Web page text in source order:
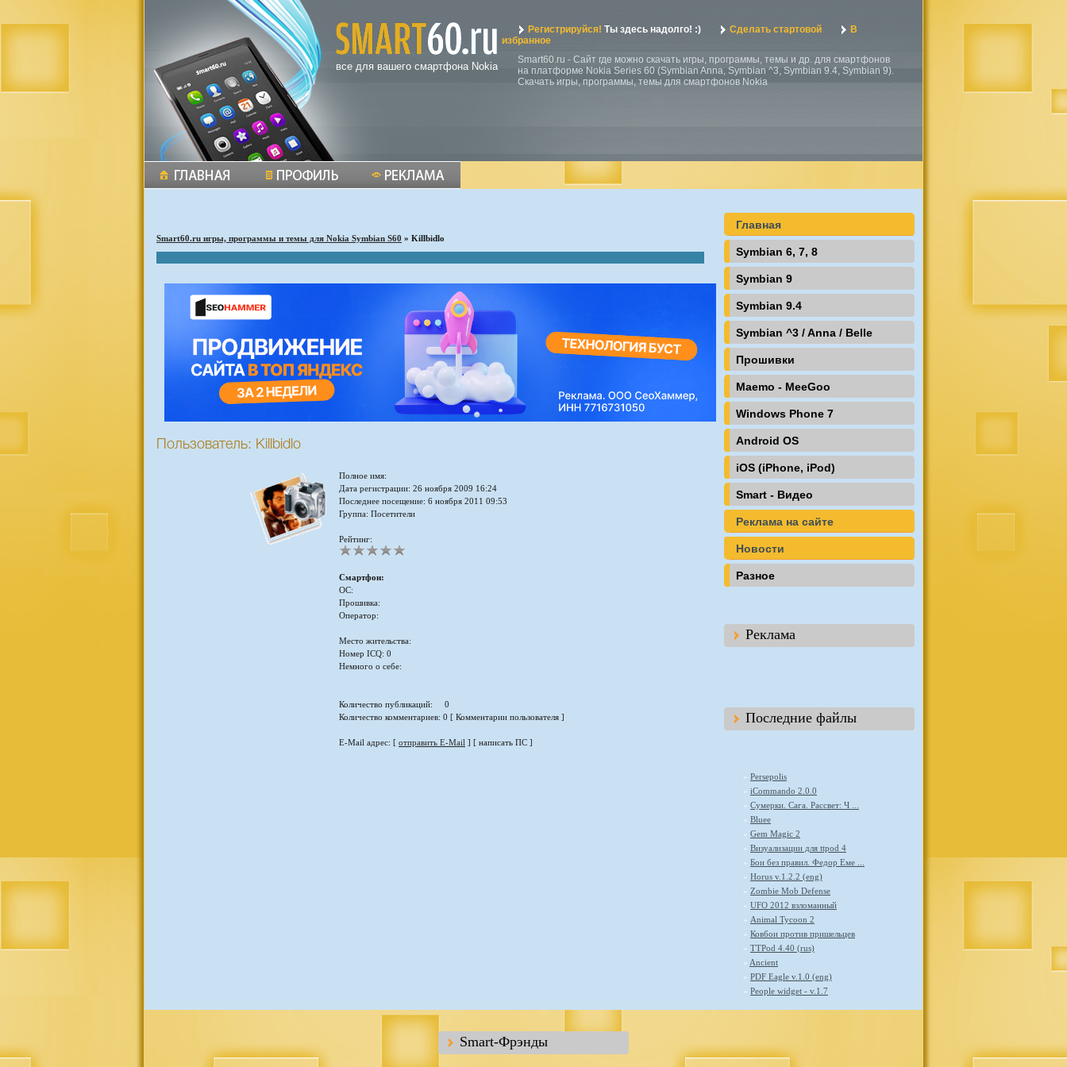
все для вашего смартфона Nokia
Регистрируйся! Ты здесь надолго! :) Сделать стартовой
В
избранное
Smart60.ru - Сайт где можно скачать игры, программы, темы и др. для смартфонов
на платформе Nokia Series 60 (Symbian Anna, Symbian ^3, Symbian 9.4, Symbian 9).
Скачать игры, программы, темы для смартфонов Nokia
Smart60.ru игры, программы и темы для Nokia Symbian S60 » Killbidlo
Пользователь: Killbidlo
Полное имя:
Дата регистрации: 26 ноября 2009 16:24
Последнее посещение: 6 ноября 2011 09:53
Группа: Посетители
Рейтинг:
Смартфон:
ОС:
Прошивка:
Оператор:
Место жительства:
Номер ICQ: 0
Немного о себе:
Количество публикаций: 0
Количество комментариев: 0 [ Комментарии пользователя ]
E-Mail адрес: [ отправить E-Mail ] [ написать ПС ]
Главная
Symbian 6, 7, 8
Symbian 9
Symbian 9.4
Symbian ^3 / Anna / Belle
Прошивки
Maemo - MeeGoo
Windows Phone 7
Android OS
iOS (iPhone, iPod)
Smart - Видео
Реклама на сайте
Новости
Разное
Реклама
Последние файлы
» Persepolis
» iCommando 2.0.0
» Сумерки. Сага. Рассвет: Ч ...
» Bluee
» Gem Magic 2
» Визуализации для ttpod 4
» Бои без правил. Федор Еме ...
» Horus v.1.2.2 (eng)
» Zombie Mob Defense
» UFO 2012 взломанный
» Animal Tycoon 2
» Ковбои против пришельцев
» TTPod 4.40 (rus)
» Ancient
» PDF Eagle v.1.0 (eng)
» People widget - v.1.7
Smart-Фрэнды